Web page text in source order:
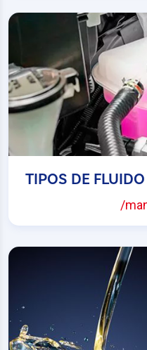
TIPOS DE
/